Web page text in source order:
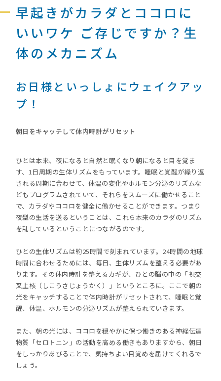
早起きがカラダとココロに
いいワケ ご存じですか？生
体のメカニズム
お日様といっしょにウェイクアッ
プ！
朝日をキャッチして体内時計がリセット
ひとは本来、夜になると自然と眠くなり朝になると目を覚ま
す、1日周期の生体リズムをもっています。睡眠と覚醒が繰り返
される周期に合わせて、体温の変化やホルモン分泌のリズムな
どもプログラムされていて、それらをスムーズに働かせること
で、カラダやココロを健全に働かせることができます。つまり
夜型の生活を送るということは、これら本来のカラダのリズム
を乱しているということにつながるのです。
ひとの生体リズムは約25時間で刻まれています。24時間の地球
時間に合わせるためには、毎日、生体リズムを整える必要があ
ります。その体内時計を整えるカギが、ひとの脳の中の「視交
叉上核（しこうさじょうかく）」というところに。ここで朝の
光をキャッチすることで体内時計がリセットされて、睡眠と覚
醒、体温、ホルモンの分泌リズムが整えられていきます。
また、朝の光には、ココロを穏やかに保つ働きのある神経伝達
物質「セロトニン」の活動を高める働きもありますから、朝日
をしっかりあびることで、気持ちよい目覚めを届けてくれるで
しょう。